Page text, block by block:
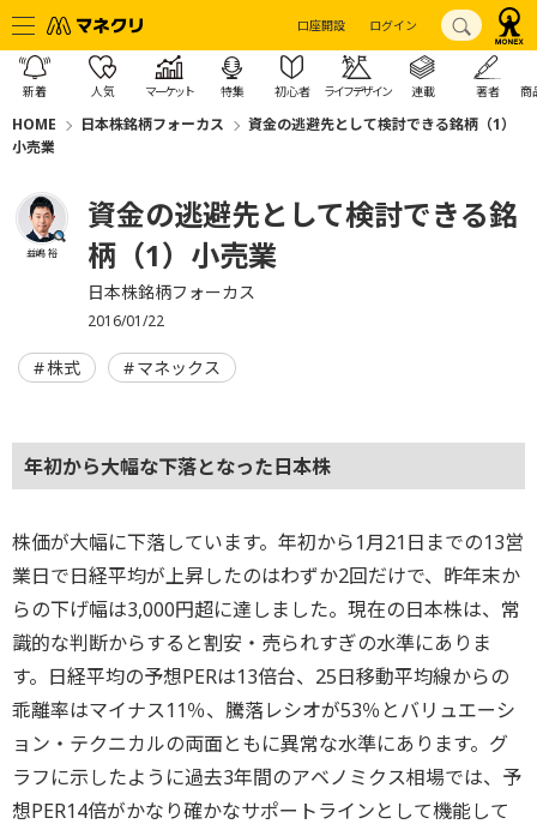
口座開設 ログイン
新着 人気 マーケット 特集 初心者 ライフデザイン 連載 著者 商
HOME 日本株銘柄フォーカス
資金の逃避先として検討できる銘柄（1）
小売業
益嶋 裕
資金の逃避先として検討できる銘
柄（1）小売業
日本株銘柄フォーカス
2016/01/22
株式 マネックス
年初から大幅な下落となった日本株
株価が大幅に下落しています。年初から1月21日までの13営
業日で日経平均が上昇したのはわずか2回だけで、昨年末か
らの下げ幅は3,000円超に達しました。現在の日本株は、常
識的な判断からすると割安・売られすぎの水準にありま
す。日経平均の予想PERは13倍台、25日移動平均線からの
乖離率はマイナス11％、騰落レシオが53％とバリュエーシ
ョン・テクニカルの両面ともに異常な水準にあります。グ
ラフに示したように過去3年間のアベノミクス相場では、予
想PER14倍がかなり確かなサポートラインとして機能して